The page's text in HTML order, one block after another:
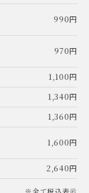
990円
970円
1,100円
1,340円
1,360円
1,600円
2,640円
※全て税込表示